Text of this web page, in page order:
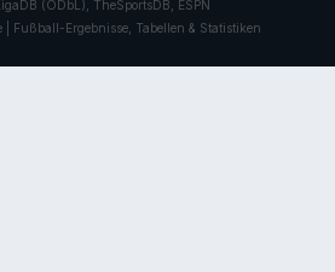
(ODbL), TheSportsDB, ESPN
| Fußball-Ergebnisse, Tabellen & Statistiken